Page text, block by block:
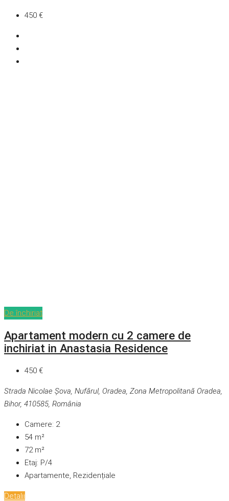
450 €
De închiriat
Apartament modern cu 2 camere de
inchiriat in Anastasia Residence
450 €
Strada Nicolae Șova, Nufărul, Oradea, Zona Metropolitană Oradea,
Bihor, 410585, România
Camere: 2
54 m²
72m²
Etaj: P/4
Apartamente, Rezidențiale
Detalii